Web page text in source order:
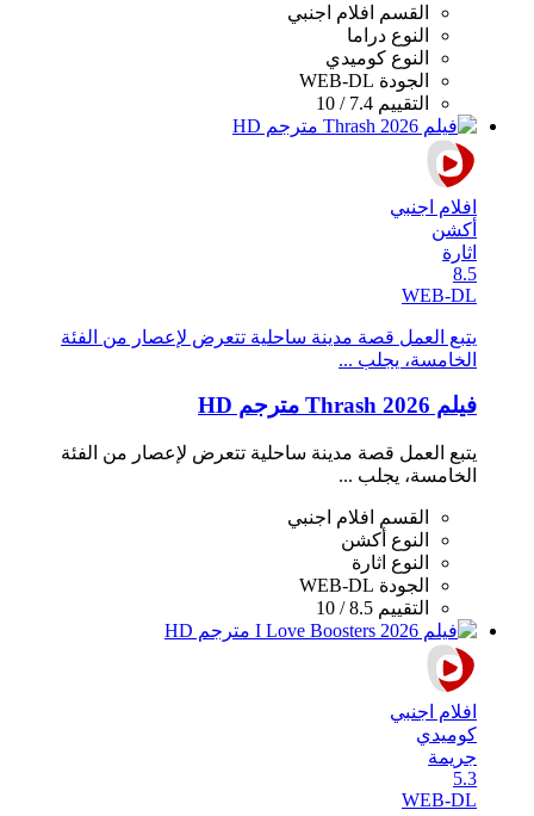
القسم
افلام اجنبي
النوع دراما
النوع كوميدي
الجودة WEB-DL
التقييم 7.4 / 10
افلام اجنبي
أكشن
اثارة
8.5
WEB-DL
يتبع العمل قصة مدينة ساحلية تتعرض لإعصار من الفئة
الخامسة، يجلب ...
فيلم Thrash 2026 مترجم HD
يتبع العمل قصة مدينة ساحلية تتعرض لإعصار من الفئة
الخامسة، يجلب ...
القسم
افلام اجنبي
النوع أكشن
النوع اثارة
الجودة WEB-DL
التقييم 8.5 / 10
افلام اجنبي
كوميدي
جريمة
5.3
WEB-DL